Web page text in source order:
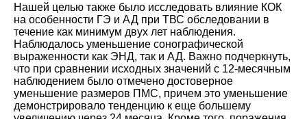
Нашей целью также было исследовать влияние КОК
на особенности ГЭ и АД при ТВС обследовании в
течение как минимум двух лет наблюдения.
Наблюдалось уменьшение сонографической
выраженности как ЭНД, так и АД. Важно подчеркнуть,
что при сравнении исходных значений с 12-месячным
наблюдением было отмечено достоверное
уменьшение размеров ПМС, причем это уменьшение
демонстрировало тенденцию к еще большему